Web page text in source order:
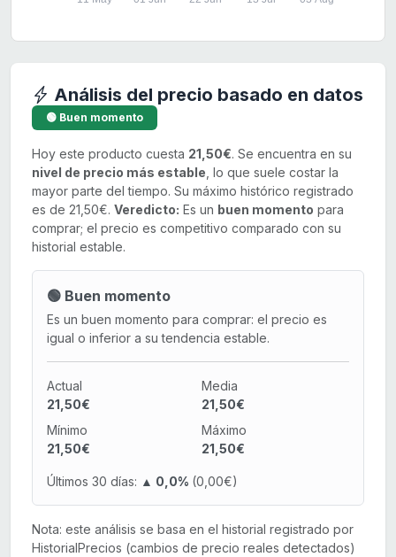
Análisis del precio basado en datos
🟢 Buen momento
Hoy este producto cuesta 21,50€. Se encuentra en su
nivel de precio más estable , lo que suele costar la
mayor parte del tiempo. Su máximo histórico registrado
es de 21,50€. Veredicto: Es un buen momento para
comprar; el precio es competitivo comparado con su
historial estable.
🟢 Buen momento
Es un buen momento para comprar: el precio es
igual o inferior a su tendencia estable.
Actual
21,50€
Media
21,50€
Mínimo
21,50€
Máximo
21,50€
Últimos 30 días: ▲ 0,0% (0,00€)
Nota: este análisis se basa en el historial registrado por
HistorialPrecios (cambios de precio reales detectados)